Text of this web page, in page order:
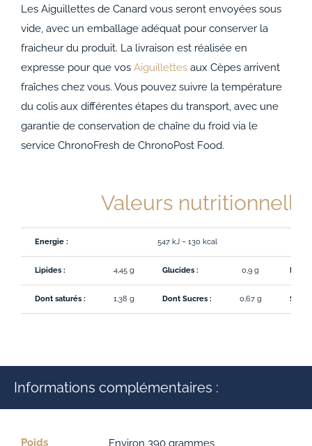
Les Aiguillettes de Canard vous seront envoyées sous
vide, avec un emballage adéquat pour conserver la
fraicheur du produit. La livraison est réalisée en
expresse pour que vos Aiguillettesaux Cèpes arrivent
fraîches chez vous. Vous pouvez suivre la température
du colis aux différentes étapes du transport, avec une
garantie de conservation de chaîne du froid via le
service ChronoFresh de ChronoPost Food.
Valeurs
Energie : 547 kJ – 130 kcal
Lipides : 4,45 g Glucides : 0,9 g
Dont saturés : 1,38 g Dont Sucres : 0,67 g
Informations complémentaires :
Poids Environ 390 grammes